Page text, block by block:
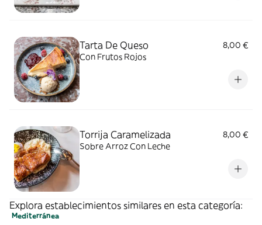
Tarta De Queso
8,00 €
Con Frutos Rojos
Torrija Caramelizada
8,00 €
Sobre Arroz Con Leche
Explora establecimientos similares en esta categoría:
Mediterránea